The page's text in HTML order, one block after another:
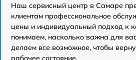
Наш сервисный центр в Самаре
клиентам профессиональное
цены и индивидуальный подход к
понимаем, насколько важна для
делаем все возможное, чтобы
рабочее состояние.